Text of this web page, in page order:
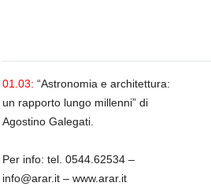
a
01.03: “Astronomia e architettura:
un rapporto lungo millenni” di
Agostino Galegati.
Per info: tel. 0544.62534 –
info@arar.it – www.arar.it